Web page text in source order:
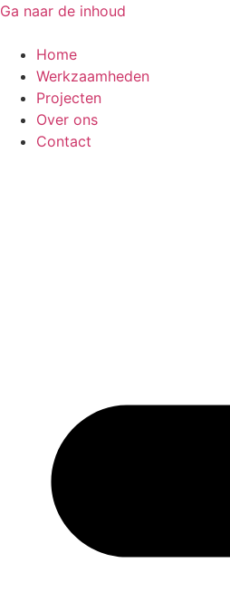
Ga naar de inhoud
Home
Werkzaamheden
Projecten
Over ons
Contact